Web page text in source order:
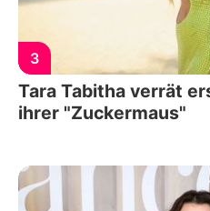
3
Tara Tabitha verrät
ihrer "Zuckermaus"